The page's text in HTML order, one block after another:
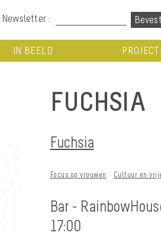
Newsletter :
IN BEELD
FUCHSIA
Fuchsia
Focus op vrouwen Cultuur en
Bar -
17:00